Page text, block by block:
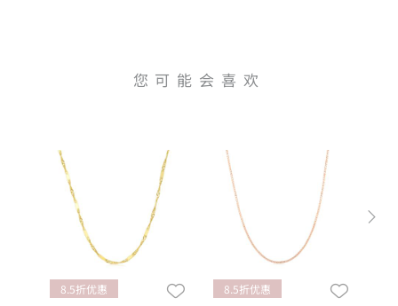
您可能会喜欢
8.5折优惠 8.5折优惠